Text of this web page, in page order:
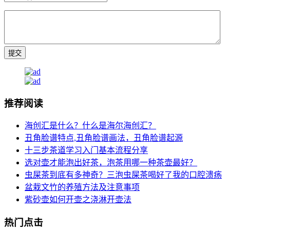
推荐阅读
海创汇是什么？什么是海尔海创汇？
丑角脸谱特点,丑角脸谱画法，丑角脸谱起源
十三步茶道学习入门基本流程分享
选对壶才能泡出好茶，泡茶用哪一种茶壶最好？
虫屎茶到底有多神奇？三泡虫屎茶喝好了我的口腔溃疡
盆栽文竹的养殖方法及注意事项
紫砂壶如何开壶之浇淋开壶法
热门点击